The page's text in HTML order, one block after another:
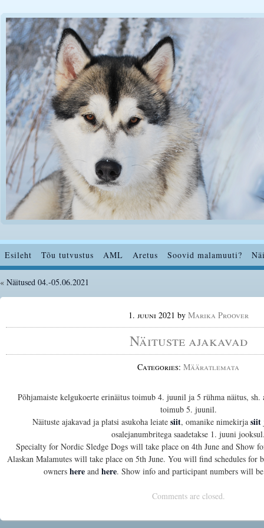
Esileht Tõu tutvustus AML Aretus Soovid malamuuti?
« Näitused 04.-05.06.2021
1. juuni 2021 by Marika Proover
Näituste ajakavad
Categories:Määratlemata
Põhjamaiste kelgukoerte erinäitus toimub 4. juunil ja 5 rühma näitus, sh.
toimub 5. juunil.
Näituste ajakavad ja platsi asukoha leiate siit, omanike nimekirja siit
osalejanumbritega saadetakse 1. juuni
Specialty for Nordic Sledge Dogs will take place on 4th June and Show
Alaskan Malamutes will take place on 5th June. You will find schedules for
owners here and here. Show info and participant numbers will
Comments are closed.